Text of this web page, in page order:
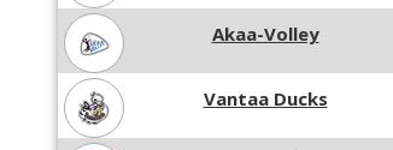
Akaa-Volley
Vantaa Ducks